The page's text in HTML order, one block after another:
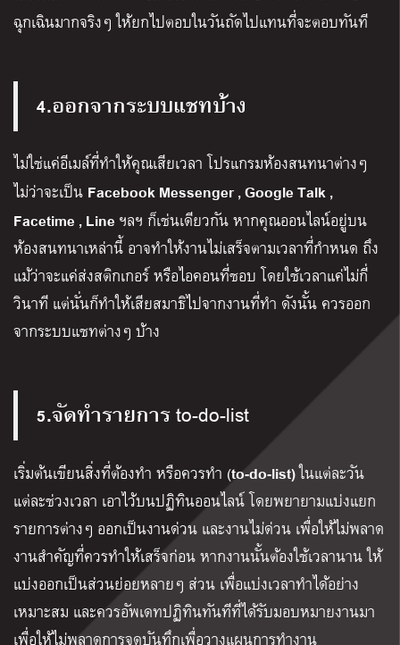
ฉุกเฉินมากจริงๆ ให้ยกไปตอบในวันถัดไปแทนที่จะตอบทันที
4.ออกจากระบบแชทบ้าง
ไม่ใช่แค่อีเมล์ที่ทำให้คุณเสียเวลา โปรแกรมห้องสนทนาต่างๆ
ไม่ว่าจะเป็น Facebook Messenger , Google Talk ,
Facetime , Line ฯลฯ ก็เช่นเดียวกัน หากคุณออนไลน์อยู่บน
ห้องสนทนาเหล่านี้ อาจทำให้งานไม่เสร็จตามเวลาที่กำหนด ถึง
แม้ว่าจะแค่ส่งสติกเกอร์ หรือไอคอนที่ชอบ โดยใช้เวลาแค่ไม่กี่
วินาที แต่นั่นก็ทำให้เสียสมาธิไปจากงานที่ทำ ดังนั้น ควรออก
จากระบบแชทต่างๆ บ้าง
5.จัดทำรายการto-do-list
เริ่มต้นเขียนสิ่งที่ต้องทำ หรือควรทำ (to-do-list)ในแต่ละวัน
แต่ละช่วงเวลา เอาไว้บนปฏิทินออนไลน์ โดยพยายามแบ่งแยก
รายการต่างๆ ออกเป็นงานด่วน และงานไม่ด่วน เพื่อให้ไม่พลาด
งานสำคัญที่ควรทำให้เสร็จก่อน หากงานนั้นต้องใช้เวลานาน ให้
แบ่งออกเป็นส่วนย่อยหลายๆ ส่วน เพื่อแบ่งเวลาทำได้อย่าง
เหมาะสม และควรอัพเดทปฏิทินทันทีที่ได้รับมอบหมายงานมา
เพื่อให้ไม่พลาดการจดบันทึกเพื่อวางแผนการทำงาน